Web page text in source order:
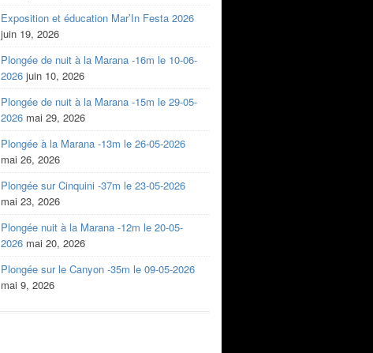
Exposition et éducation Mar’In Festa 2026
juin 19, 2026
Plongée de nuit à la Marana -16m le 10-06-
2026 juin 10, 2026
Plongée de nuit à la Marana -15m le 29-05-
2026 mai 29, 2026
Plongée à la Marana -13m le 26-05-2026
mai 26, 2026
Plongée sur Cinquini -37m le 23-05-2026
mai 23, 2026
Plongée nuit à la Marana -12m le 20-05-
2026 mai 20, 2026
Plongée sur le Canyon -35m le 09-05-2026
mai 9, 2026